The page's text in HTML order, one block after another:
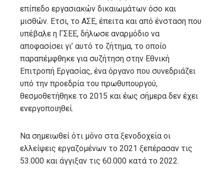
επίπεδο εργασιακών δικαιωμάτων όσο και
μισθών. Ετσι, το ΑΣΕ, έπειτα και από ένσταση που
υπέβαλε η ΓΣΕΕ, δήλωσε αναρμόδιο να
αποφασίσει γι’ αυτό το ζήτημα, το οποίο
παραπέμφθηκε για συζήτηση στην Εθνική
Επιτροπή Εργασίας, ένα όργανο που συνεδριάζει
υπό την προεδρία του πρωθυπουργού,
θεσμοθετήθηκε το 2015 και έως σήμερα δεν έχει
ενεργοποιηθεί.
Να σημειωθεί ότι μόνο στα ξενοδοχεία οι
ελλείψεις εργαζομένων το 2021 ξεπέρασαν τις
53.000 και άγγιξαν τις 60.000 κατά το 2022.